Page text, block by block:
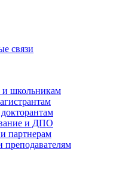
связи
и школьникам
и ДПО
партнерам
преподавателям